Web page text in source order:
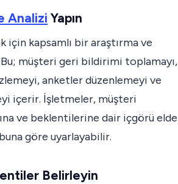
Analizi Yapın
kapsamlı bir araştırma ve
müşteri geri bildirimi toplamayı,
anketler düzenlemeyi ve
içerir. İşletmeler, müşteri
ve beklentilerine dair içgörü elde
göre uyarlayabilir.
Belirleyin